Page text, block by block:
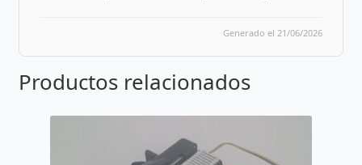
Generado el 21/06/2026
Productos relacionados